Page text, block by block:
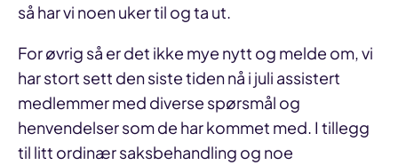
så har vi noen uker til og ta ut.
For øvrig så er det ikke mye nytt og melde om, vi
har stort sett den siste tiden nå i juli assistert
medlemmer med diverse spørsmål og
henvendelser som de har kommet med. I tillegg
til litt ordinær saksbehandling og noe